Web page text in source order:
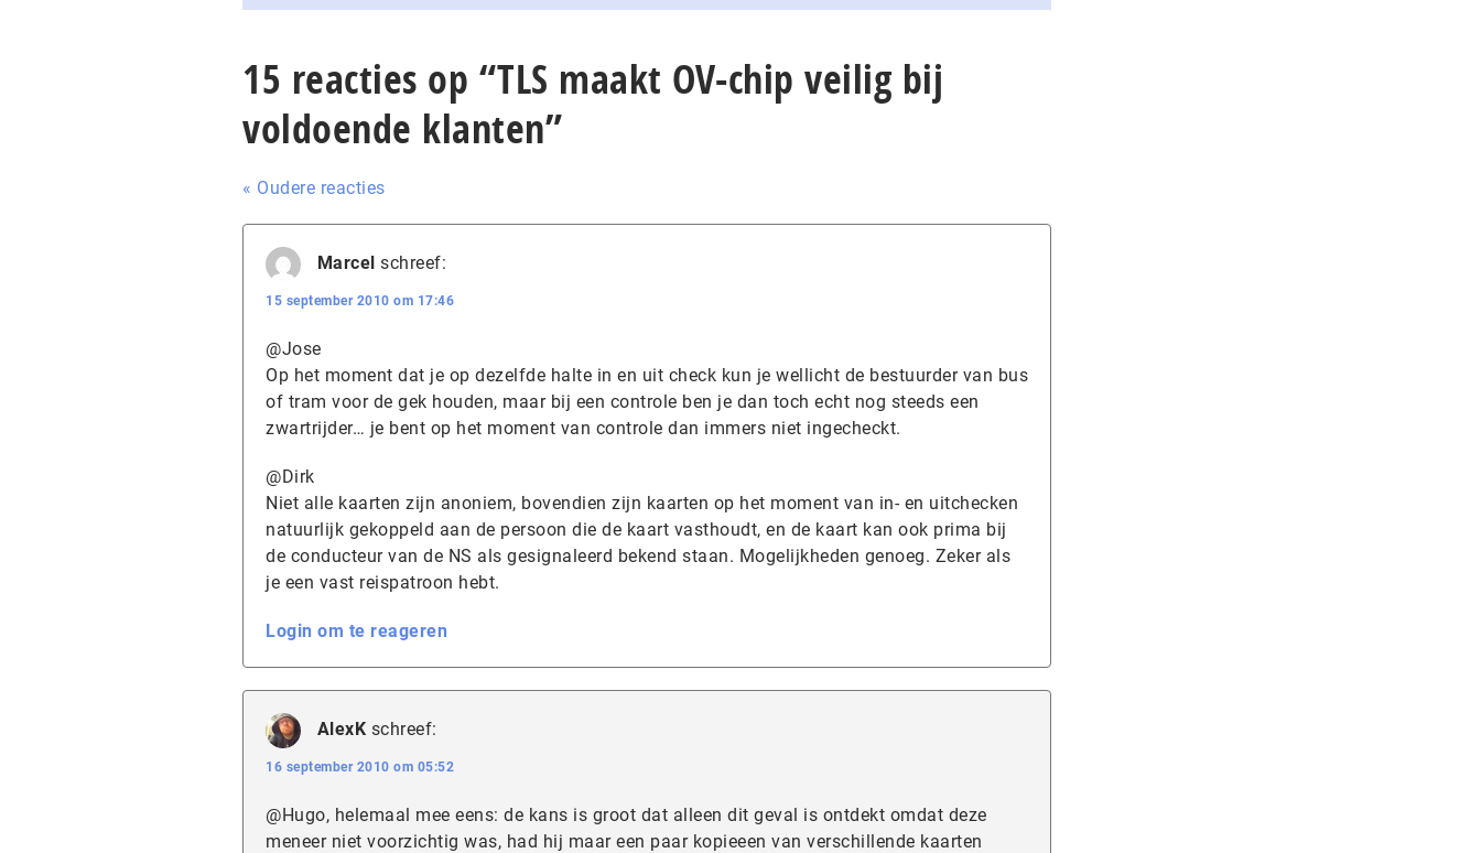
15 reacties op “TLS maakt OV-chip veilig bij
voldoende klanten”
« Oudere reacties
Marcel schreef:
15 september 2010 om 17:46
@Jose
Op het moment dat je op dezelfde halte in en uit check kun je wellicht de bestuurder van bus
of tram voor de gek houden, maar bij een controle ben je dan toch echt nog steeds een
zwartrijder… je bent op het moment van controle dan immers niet ingecheckt.
@Dirk
Niet alle kaarten zijn anoniem, bovendien zijn kaarten op het moment van in- en uitchecken
natuurlijk gekoppeld aan de persoon die de kaart vasthoudt, en de kaart kan ook prima bij
de conducteur van de NS als gesignaleerd bekend staan. Mogelijkheden genoeg. Zeker als
je een vast reispatroon hebt.
Login om te reageren
AlexK schreef:
16 september 2010 om 05:52
@Hugo, helemaal mee eens: de kans is groot dat alleen dit geval is ontdekt omdat deze
meneer niet voorzichtig was, had hij maar een paar kopieeen van verschillende kaarten